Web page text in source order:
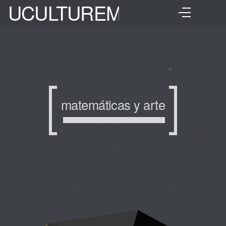
UCULTUREMIX
matemáticas y arte